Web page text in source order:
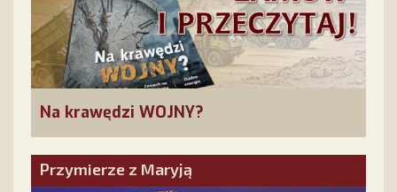
Na krawędzi WOJNY?
Przymierze z Maryją